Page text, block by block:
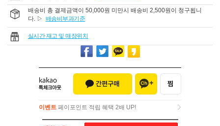
배송비 총 결제금액이 50,000원 미만시 배송비 2,500원이 청구됩니
다. ▷ 배송비부과기준
실시간 재고 및 매장위치
이벤트 페이포인트 적립 혜택 2배 UP!
이벤트페이포인트 적립 혜택 2배 UP!